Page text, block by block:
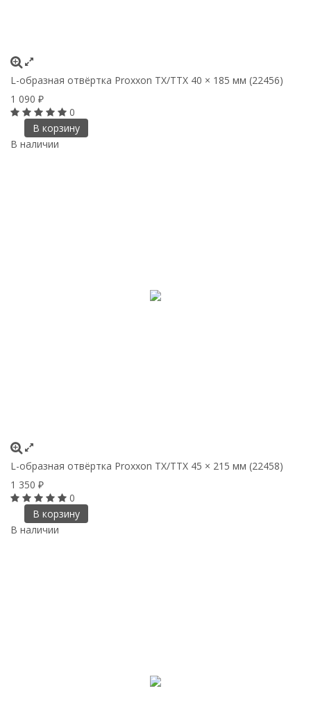
L-образная отвёртка Proxxon TX/TTX 40 × 185 мм (22456)
1 090 ₽
0
В корзину
В наличии
L-образная отвёртка Proxxon TX/TTX 45 × 215 мм (22458)
1 350 ₽
0
В корзину
В наличии